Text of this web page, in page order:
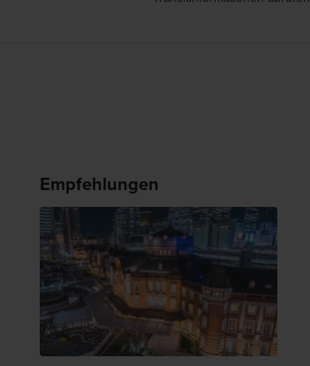
Empfehlungen